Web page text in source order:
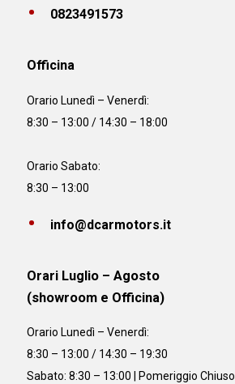
0823491573
Officina
Orario Lunedì – Venerdì:
8:30 – 13:00 / 14:30 – 18:00
Orario Sabato:
8:30 – 13:00
info@dcarmotors.it
Orari Luglio – Agosto
(showroom e Officina)
Orario Lunedì – Venerdì:
8:30 – 13:00 / 14:30 – 19:30
Sabato: 8:30 – 13:00 | Pomeriggio Chiuso